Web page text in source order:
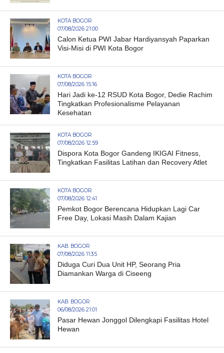
KOTA BOGOR
07/08/2026 21:00
Calon Ketua PWI Jabar Hardiyansyah Paparkan
Visi-Misi di PWI Kota Bogor
KOTA BOGOR
07/08/2026 15:16
Hari Jadi ke-12 RSUD Kota Bogor, Dedie Rachim
Tingkatkan Profesionalisme Pelayanan
Kesehatan
KOTA BOGOR
07/08/2026 12:59
Dispora Kota Bogor Gandeng IKIGAI Fitness,
Tingkatkan Fasilitas Latihan dan Recovery Atlet
KOTA BOGOR
07/08/2026 12:41
Pemkot Bogor Berencana Hidupkan Lagi Car
Free Day, Lokasi Masih Dalam Kajian
KAB. BOGOR
07/08/2026 11:35
Diduga Curi Dua Unit HP, Seorang Pria
Diamankan Warga di Ciseeng
KAB. BOGOR
06/08/2026 21:01
Pasar Hewan Jonggol Dilengkapi Fasilitas Hotel
Hewan